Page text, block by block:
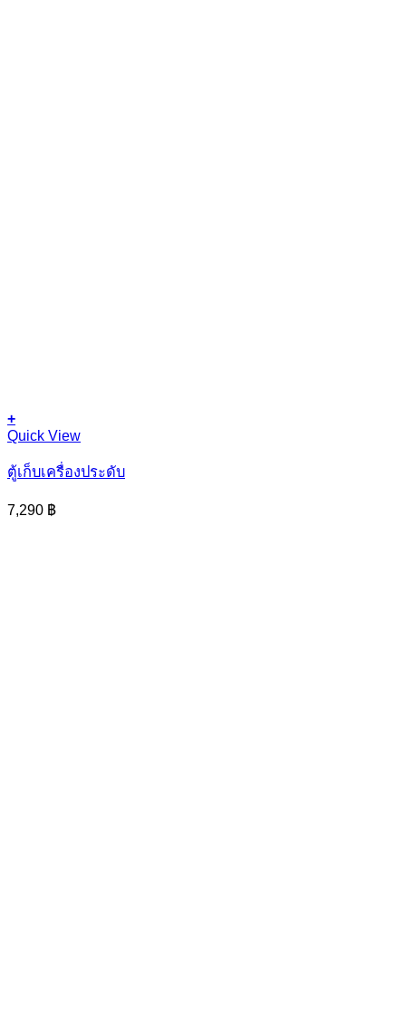
+
This
has
multiple
variants.
The
Quick View
ตู้เก็บเครื่องประดับ
7,290 ฿